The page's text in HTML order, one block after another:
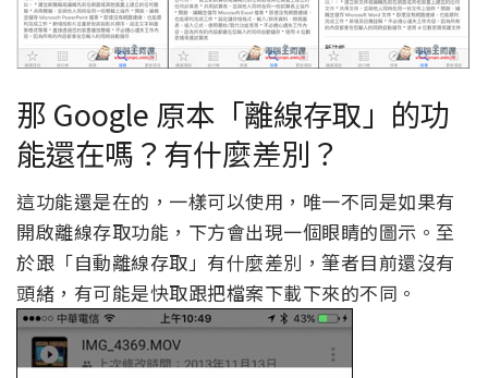
那 Google 原本「離線存取」的功
能還在嗎？有什麼差別？
這功能還是在的，一樣可以使用，唯一不同是如果有
開啟離線存取功能，下方會出現一個眼睛的圖示。至
於跟「自動離線存取」有什麼差別，筆者目前還沒有
頭緒，有可能是快取跟把檔案下載下來的不同。